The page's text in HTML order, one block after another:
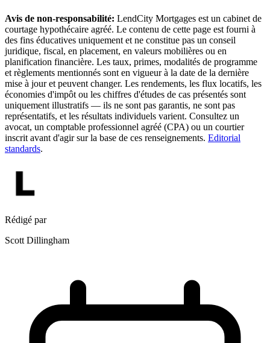
Avis de non-responsabilité: LendCity Mortgages est un cabinet de
courtage hypothécaire agréé. Le contenu de cette page est fourni à
des fins éducatives uniquement et ne constitue pas un conseil
juridique, fiscal, en placement, en valeurs mobilières ou en
planification financière. Les taux, primes, modalités de programme
et règlements mentionnés sont en vigueur à la date de la dernière
mise à jour et peuvent changer. Les rendements, les flux locatifs, les
économies d'impôt ou les chiffres d'études de cas présentés sont
uniquement illustratifs — ils ne sont pas garantis, ne sont pas
représentatifs, et les résultats individuels varient. Consultez un
avocat, un comptable professionnel agréé (CPA) ou un courtier
inscrit avant d'agir sur la base de ces renseignements. Editorial
standards.
Rédigé par
Scott Dillingham